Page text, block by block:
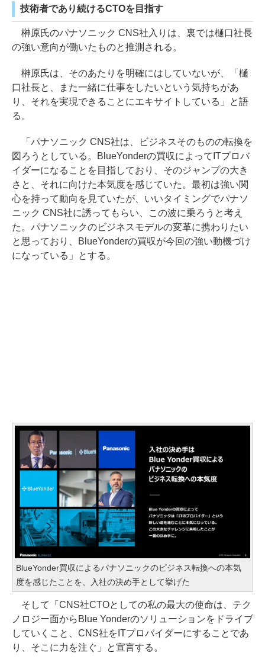
技術者であり続けるCTOを目指す
榊原氏のパナソニック CNS社入りは、裏では樋口社長
の強い意向が働いたものと推測される。
榊原氏は、そのあたりを明確にはしていないが、「樋
口社長と、また一緒に仕事をしたいという気持ちがあ
り、それを実現できることにエキサイトしている」と語
る。
「パナソニック CNS社は、ビジネスそのものの転換を
図ろうとしている。BlueYonderの買収によってITプロバ
イダーになることを目指しており、そのジャンプの大き
さと、それに向けた本気度を感じていた。最初は強い関
心を持って動向を見ていたが、いいタイミングでパナソ
ニック CNS社に誘ってもらい、この波に乗ろうと考え
た。パナソニックのビジネスモデルの変革に携わりたい
と思っており、BlueYonderの買収が今回の強い動機づけ
になっている」とする。
BlueYonder買収によるパナソニックのビジネス転換への本気
度を感じたことを、入社の決め手として挙げた
そして「CNS社CTOとしての私の最大の使命は、テク
ノロジー面からBlue Yonderのソリューションをドライブ
していくこと、CNS社をITプロバイダーにすることであ
り、そこに力を注ぐ」と宣言する。